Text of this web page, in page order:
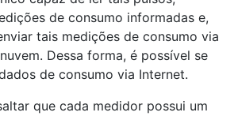
de consumo informadas e,
tais medições de consumo via
Dessa forma, é possível se
de consumo via Internet.
que cada medidor possui um